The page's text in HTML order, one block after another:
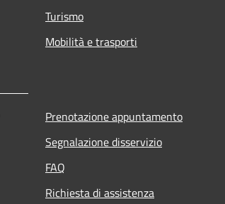
Turismo
Mobilità e trasporti
Prenotazione appuntamento
Segnalazione disservizio
FAQ
Richiesta di assistenza